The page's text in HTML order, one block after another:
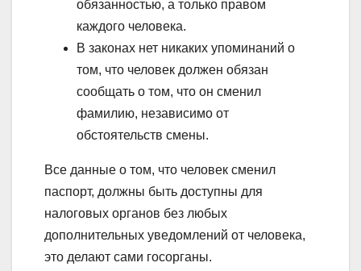
обязанностью, а только правом
каждого человека.
В законах нет никаких упоминаний о
том, что человек должен обязан
сообщать о том, что он сменил
фамилию, независимо от
обстоятельств смены.
Все данные о том, что человек сменил
паспорт, должны быть доступны для
налоговых органов без любых
дополнительных уведомлений от человека,
это делают сами госорганы.